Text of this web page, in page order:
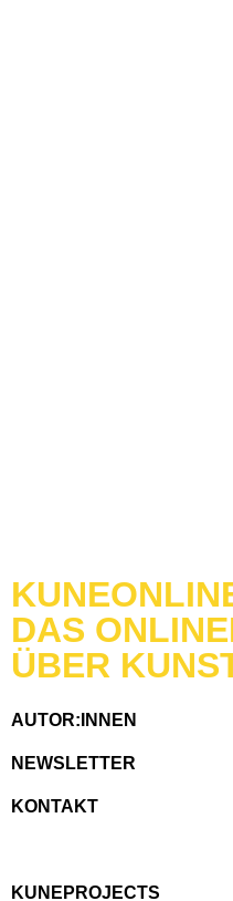
DAS
ÜBER
AUTOR:INNEN
NEWSLETTER
KONTAKT
KUNEPROJECTS